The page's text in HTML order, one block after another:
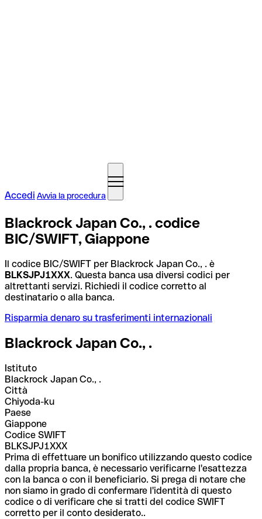
Accedi Avvia la procedura
Blackrock Japan Co., . codice
BIC/SWIFT, Giappone
Il codice BIC/SWIFT per Blackrock Japan Co., . è
BLKSJPJ1XXX. Questa banca usa diversi codici per
altrettanti servizi. Richiedi il codice corretto al
destinatario o alla banca.
Risparmia denaro su trasferimenti internazionali
Blackrock Japan Co., .
Istituto
Blackrock Japan Co., .
Città
Chiyoda-ku
Paese
Giappone
Codice SWIFT
BLKSJPJ1XXX
Prima di effettuare un bonifico utilizzando questo codice
dalla propria banca, è necessario verificarne l'esattezza
con la banca o con il beneficiario. Si prega di notare che
non siamo in grado di confermare l'identità di questo
codice o di verificare che si tratti del codice SWIFT
corretto per il conto desiderato..